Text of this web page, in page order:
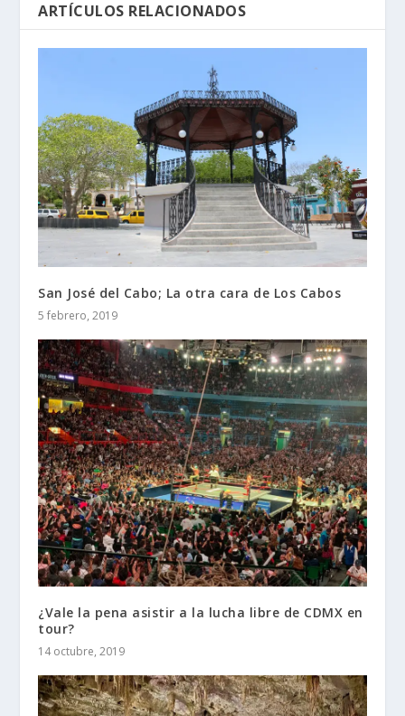
ARTÍCULOS RELACIONADOS
San José del Cabo; La otra cara de Los Cabos
5 febrero, 2019
¿Vale la pena asistir a la lucha libre de CDMX en
tour?
14 octubre, 2019